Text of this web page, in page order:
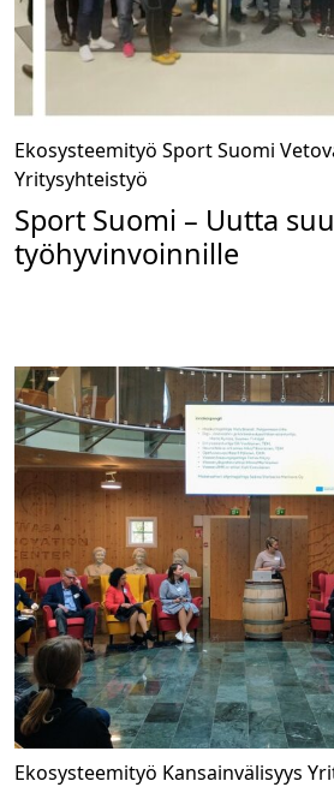
Ekosysteemityö Sport Suomi
Yritysyhteistyö
Sport Suomi – Uutta
työhyvinvoinnille
Ekosysteemityö Kansainvälisyys